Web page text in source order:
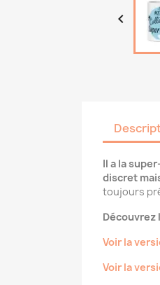

Il a la
discret
toujours
Découvrez
Voir la
Voir la